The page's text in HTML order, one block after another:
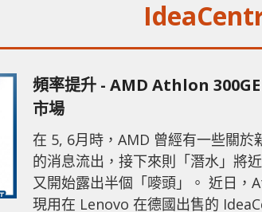
頻率提升 - AMD Athlon 300GE
市場
在 5, 6月時，AMD 曾經有一些關於
的消息流出，接下來則「潛水」將
又開始露出半個「嘜頭」。 近日，Athlon 300GE 被發
現用在 Lenovo 在德國出售的